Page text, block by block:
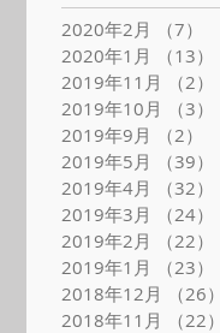
2020年2月 （7）
2020年1月
（13）
2019年11月
（2）
2019年10月
（3）
2019年9月
（2）
2019年5月
（39）
2019年4月
（32）
2019年3月
（24）
2019年2月
（22）
2019年1月
（23）
2018年12月
（26）
2018年11月
（22）